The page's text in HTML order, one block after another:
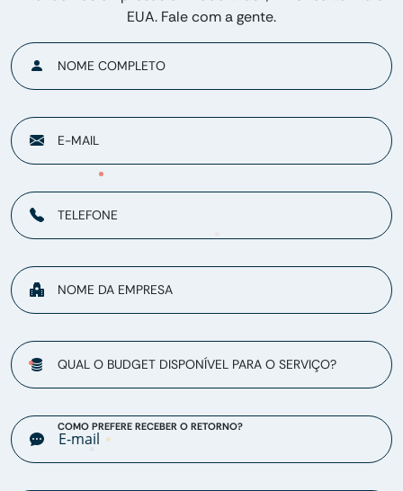
EUA. Fale com a gente.
NOME COMPLETO
E-MAIL
TELEFONE
NOME DA EMPRESA
QUAL O BUDGET DISPONÍVEL PARA O SERVIÇO?
COMO PREFERE RECEBER O RETORNO?